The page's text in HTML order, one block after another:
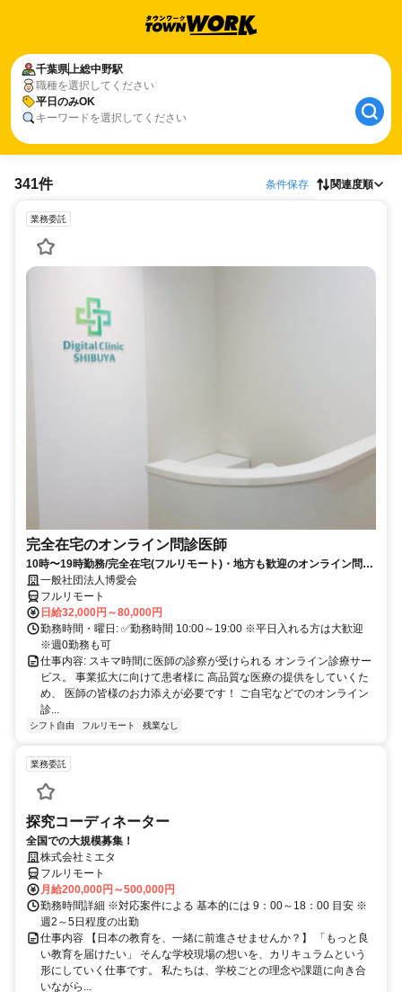
千葉県上総中野駅
職種を選択してください
平日のみOK
キーワードを選択してください
341件 条件保存 関連度順
業務委託
完全在宅のオンライン問診医師
10時〜19時勤務/完全在宅(フルリモート)・地方も歓迎のオンライン問診
業務一般社団法人博愛会
フルリモート
日給32,000円～80,000円
勤務時間・曜日: ✅勤務時間 10:00～19:00 ※平日入れる方は大歓迎
※週0勤務も可
仕事内容: スキマ時間に医師の診察が受けられる オンライン診療サー
ビス。 事業拡大に向けて患者様に 高品質な医療の提供をしていくた
め、 医師の皆様のお力添えが必要です！ ご自宅などでのオンライン
診...
シフト自由 フルリモート 残業なし
業務委託
探究コーディネーター
全国での大規模募集！
株式会社ミエタ
フルリモート
月給200,000円～500,000円
勤務時間詳細 ※対応案件による 基本的には 9：00～18：00 目安 ※
週2～5日程度の出勤
仕事内容 【日本の教育を、一緒に前進させませんか？】 「もっと良
い教育を届けたい」 そんな学校現場の想いを、カリキュラムという
形にしていく仕事です。 私たちは、学校ごとの理念や課題に向き合
いながら...